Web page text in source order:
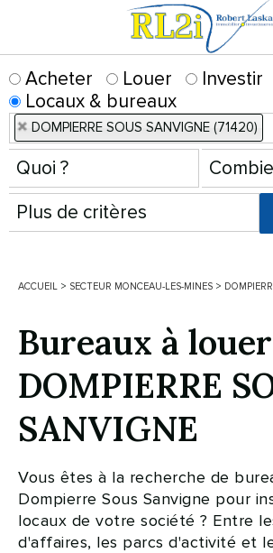
Acheter Louer
Investir
Locaux & bureaux
DOMPIERRE SOUS SANVIGNE (71420)
ACCUEIL > SECTEUR MONCEAU-LES-MINES >
Bureaux à
DOMPIERRE
SANVIGNE
Vous êtes à la recherche de
Dompierre Sous Sanvigne pour
locaux de votre société ? Entre
d'affaires, les parcs d'activité et